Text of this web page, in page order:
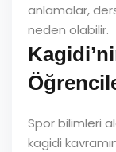
anlamalar,
neden olabilir.
Spor bilimleri
kagidi